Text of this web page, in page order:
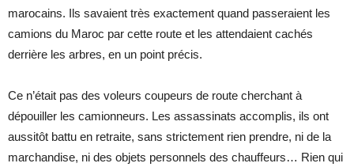
marocains. Ils savaient très exactement quand passeraient les
camions du Maroc par cette route et les attendaient cachés
derrière les arbres, en un point précis.
Ce n’était pas des voleurs coupeurs de route cherchant à
dépouiller les camionneurs. Les assassinats accomplis, ils ont
aussitôt battu en retraite, sans strictement rien prendre, ni de la
marchandise, ni des objets personnels des chauffeurs… Rien qui